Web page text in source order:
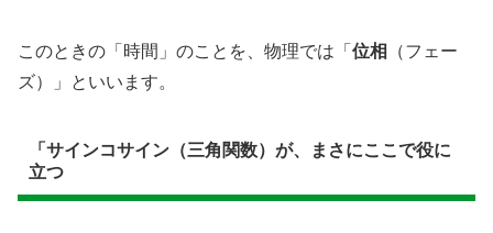
このときの「時間」のことを、物理では「 位相
（フェー
ズ）」といいます。
「サインコサイン（三角関数）が、まさにここで役に
立つ